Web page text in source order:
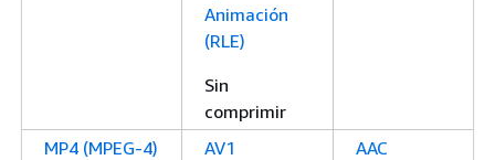
Animación
(RLE)
Sin
comprimir
MP4 (MPEG-4)
AV1
AAC